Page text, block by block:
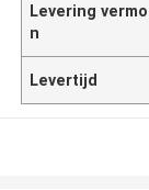
Levering
n
Levertijd